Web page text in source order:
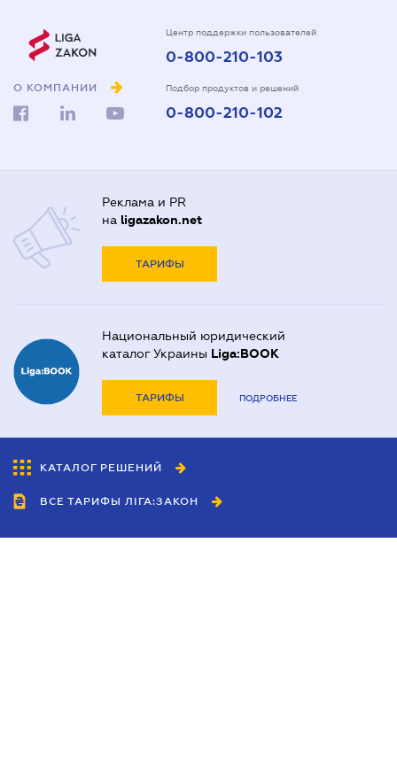
О КОМПАНИИ
Центр поддержки пользователей
0-800-210-103
Подбор продуктов и решений
0-800-210-102
Реклама и PR
на ligazakon.net
ТАРИФЫ
Национальный юридический
каталог Украины Liga:BOOK
ТАРИФЫ ПОДРОБНЕЕ
КАТАЛОГ РЕШЕНИЙ
ВСЕ ТАРИФЫ ЛІГА:ЗАКОН